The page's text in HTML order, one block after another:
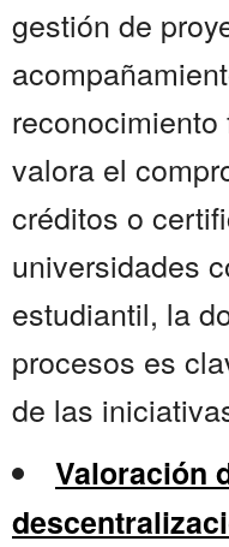
gestión de
valora el
créditos o
universidades
estudiantil, la
procesos es
de las
Valoración